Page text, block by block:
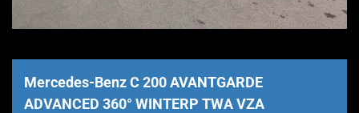
Mercedes-Benz C 200 AVANTGARDE
ADVANCED 360° WINTERP TWA VZA